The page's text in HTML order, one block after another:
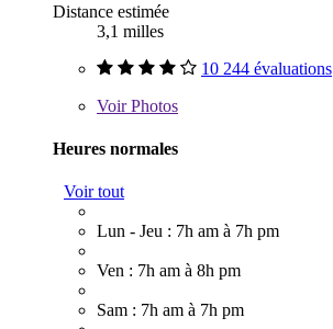
Distance estimée
3,1 milles
10 244 évaluations
VoirPhotos
Heures normales
Voir tout
Lun - Jeu : 7h am à 7h pm
Ven : 7h am à 8h pm
Sam : 7h am à 7h pm